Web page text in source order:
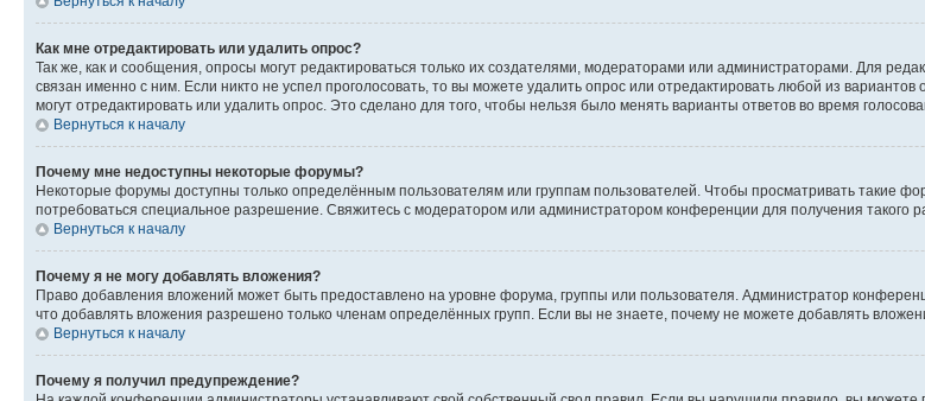
Как мне отредактировать или удалить опрос?
Так же, как и сообщения, опросы могут редактироваться только их создателями, модераторами или администраторами. Для
связан именно с ним. Если никто не успел проголосовать, то вы можете удалить опрос или отредактировать любой из
могут отредактировать или удалить опрос. Это сделано для того, чтобы нельзя было менять варианты ответов во время
Вернуться к началу
Почему мне недоступны некоторые форумы?
Некоторые форумы доступны только определённым пользователям или группам пользователей. Чтобы просматривать такие
потребоваться специальное разрешение. Свяжитесь с модератором или администратором конференции для получения такого
Вернуться к началу
Почему я не могу добавлять вложения?
Право добавления вложений может быть предоставлено на уровне форума, группы или пользователя. Администратор
что добавлять вложения разрешено только членам определённых групп. Если вы не знаете, почему не можете добавлять
Вернуться к началу
Почему я получил предупреждение?